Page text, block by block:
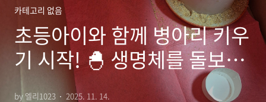
카테고리 없음
초등아이와 함께 병아리 키우
기 시작! 🐣 생명체를 돌보며
배운 하루하루
by 엘리1023 2025. 11. 14.